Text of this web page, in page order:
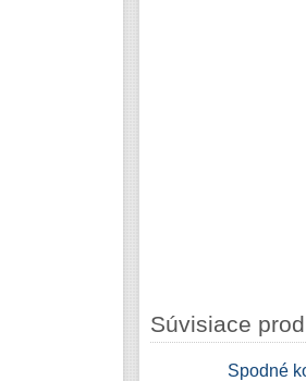
Súvisiace
Spodné